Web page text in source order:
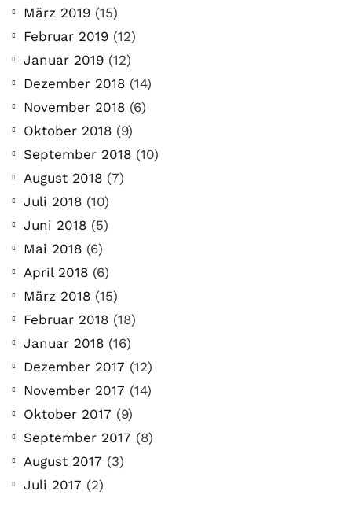
März 2019 (15)
Februar 2019 (12)
Januar 2019 (12)
Dezember 2018 (14)
November 2018 (6)
Oktober 2018 (9)
September 2018 (10)
August 2018 (7)
Juli 2018 (10)
Juni 2018 (5)
Mai 2018 (6)
April 2018 (6)
März 2018 (15)
Februar 2018 (18)
Januar 2018 (16)
Dezember 2017 (12)
November 2017 (14)
Oktober 2017 (9)
September 2017 (8)
August 2017 (3)
Juli 2017 (2)